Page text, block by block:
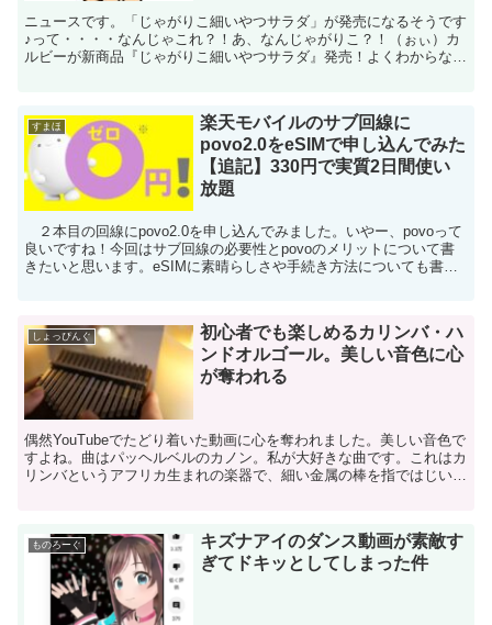
ニュースです。「じゃがりこ細いやつサラダ」が発売になるそうです
♪って・・・・なんじゃこれ？！あ、なんじゃがりこ？！（ぉぃ）カ
ルビーが新商品『じゃがりこ細いやつサラダ』発売！よくわからない
すまほ
楽天モバイルのサブ回線に
povo2.0をeSIMで申し込んでみた
【追記】330円で実質2日間使い
放題
２本目の回線にpovo2.0を申し込んでみました。いやー、povoって
良いですね！今回はサブ回線の必要性とpovoのメリットについて書
きたいと思います。eSIMに素晴らしさや手続き方法についても書こ
しょっぴんぐ
初心者でも楽しめるカリンバ・ハ
ンドオルゴール。美しい音色に心
が奪われる
偶然YouTubeでたどり着いた動画に心を奪われました。美しい音色で
すよね。曲はパッヘルベルのカノン。私が大好きな曲です。これはカ
リンバというアフリカ生まれの楽器で、細い金属の棒を指ではじいて
ものろーぐ
キズナアイのダンス動画が素敵す
ぎてドキッとしてしまった件